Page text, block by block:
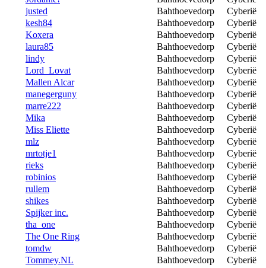
justed
Bahthoevedorp
Cyberië
kesh84
Bahthoevedorp
Cyberië
Koxera
Bahthoevedorp
Cyberië
laura85
Bahthoevedorp
Cyberië
lindy
Bahthoevedorp
Cyberië
Lord_Lovat
Bahthoevedorp
Cyberië
Mallen Alcar
Bahthoevedorp
Cyberië
manegerguny
Bahthoevedorp
Cyberië
marre222
Bahthoevedorp
Cyberië
Mika
Bahthoevedorp
Cyberië
Miss Eliette
Bahthoevedorp
Cyberië
mlz
Bahthoevedorp
Cyberië
mrtotje1
Bahthoevedorp
Cyberië
rieks
Bahthoevedorp
Cyberië
robinios
Bahthoevedorp
Cyberië
rullem
Bahthoevedorp
Cyberië
shikes
Bahthoevedorp
Cyberië
Spijker inc.
Bahthoevedorp
Cyberië
tha_one
Bahthoevedorp
Cyberië
The One Ring
Bahthoevedorp
Cyberië
tomdw
Bahthoevedorp
Cyberië
Tommey.NL
Bahthoevedorp
Cyberië